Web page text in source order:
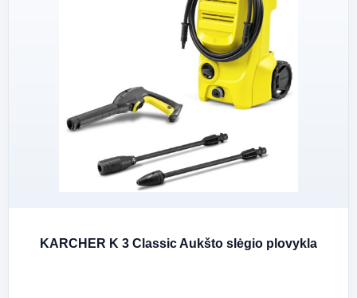
KARCHER K 3 Classic Aukšto slėgio plovykla